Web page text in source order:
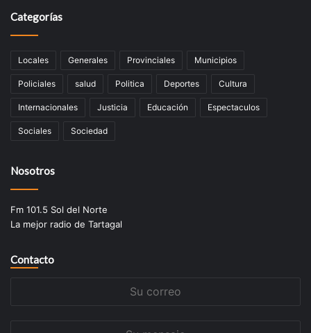
Categorías
Locales Generales Provinciales Municipios
Policiales salud Politica Deportes Cultura
Internacionales Justicia Educación Espectaculos
Sociales Sociedad
Nosotros
Fm 101.5 Sol del Norte
La mejor radio de Tartagal
Contacto